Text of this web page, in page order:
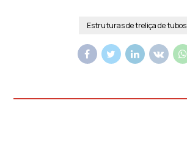
Estruturas de treliça de tubos